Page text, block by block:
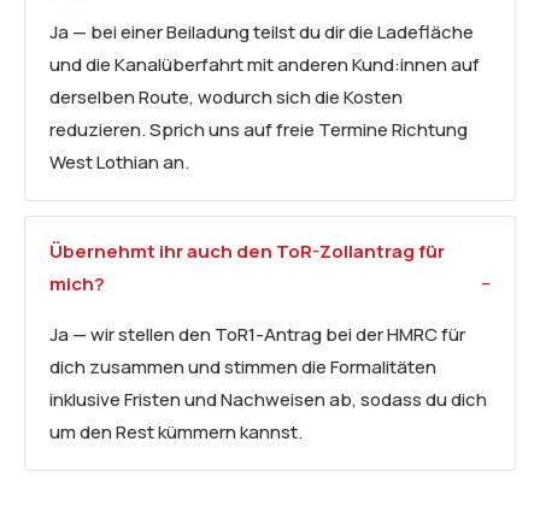
Ja — bei einer Beiladung teilst du dir die Ladefläche
und die Kanalüberfahrt mit anderen Kund:innen auf
derselben Route, wodurch sich die Kosten
reduzieren. Sprich uns auf freie Termine Richtung
West Lothian an.
Übernehmt ihr auch den ToR-Zollantrag für
mich?
Ja — wir stellen den ToR1-Antrag bei der HMRC für
dich zusammen und stimmen die Formalitäten
inklusive Fristen und Nachweisen ab, sodass du dich
um den Rest kümmern kannst.